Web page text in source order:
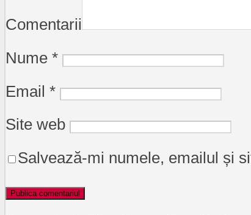
Comentarii
Nume *
Email *
Site web
Salvează-mi numele, emailul și